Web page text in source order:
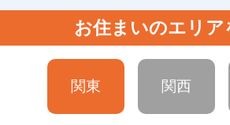
お住まいのエリア
関東 関西